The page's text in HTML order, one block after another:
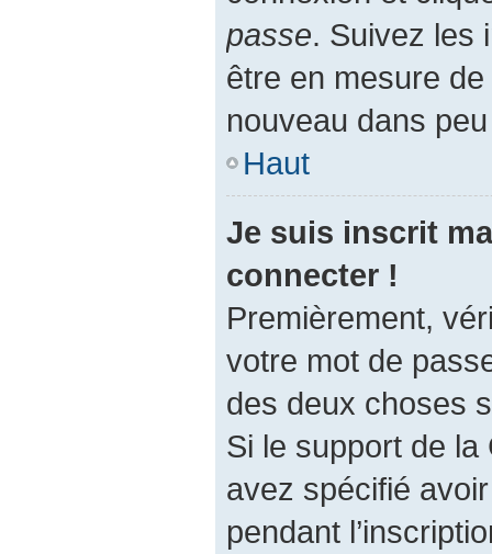
passe. Suivez les
être en mesure
nouveau dans
Haut
Je suis inscrit
connecter !
Premièrement,
votre mot de
des deux choses
Si le support de la
avez spécifié
pendant